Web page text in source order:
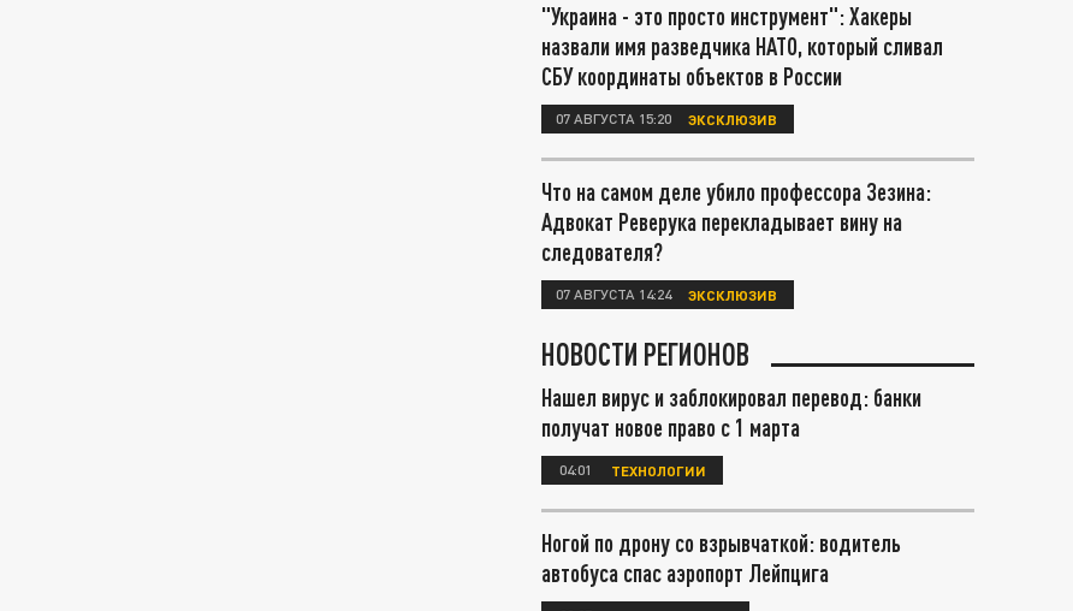
"Украина - это просто инструмент": Хакеры
назвали имя разведчика НАТО, который сливал
СБУ координаты объектов в России
07 АВГУСТА 15:20 ЭКСКЛЮЗИВ
Что на самом деле убило профессора Зезина:
Адвокат Реверука перекладывает вину на
следователя?
07 АВГУСТА 14:24 ЭКСКЛЮЗИВ
НОВОСТИ РЕГИОНОВ
Нашел вирус и заблокировал перевод: банки
получат новое право с 1 марта
04:01 ТЕХНОЛОГИИ
Ногой по дрону со взрывчаткой: водитель
автобуса спас аэропорт Лейпцига